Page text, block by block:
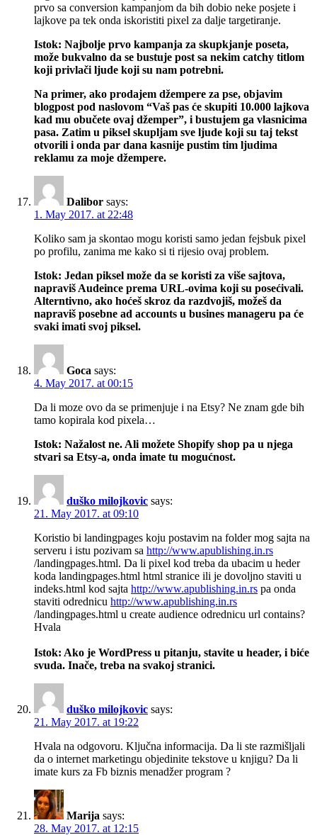
prvo sa conversion kampanjom da bih dobio neke posjete i
lajkove pa tek onda iskoristiti pixel za dalje targetiranje.
Istok: Najbolje prvo kampanja za skupkjanje poseta,
može bukvalno da se bustuje post sa nekim catchy titlom
koji privlači ljude koji su nam potrebni.
Na primer, ako prodajem džempere za pse, objavim
blogpost pod naslovom “Vaš pas će skupiti 10.000 lajkova
kad mu obučete ovaj džemper”, i bustujem ga vlasnicima
pasa. Zatim u piksel skupljam sve ljude koji su taj tekst
otvorili i onda par dana kasnije pustim tim ljudima
reklamu za moje džempere.
Dalibor says:
1. May 2017. at 22:48
Koliko sam ja skontao mogu koristi samo jedan fejsbuk pixel
po profilu, zanima me kako si ti rijesio ovaj problem.
Istok: Jedan piksel može da se koristi za više sajtova,
napraviš Audeince prema URL-ovima koji su posećivali.
Alterntivno, ako hoćeš skroz da razdvojiš, možeš da
napraviš posebne ad accounts u busines manageru pa će
svaki imati svoj piksel.
Goca says:
4. May 2017. at 00:15
Da li moze ovo da se primenjuje i na Etsy? Ne znam gde bih
tamo kopirala kod pixela…
Istok: Nažalost ne. Ali možete Shopify shop pa u njega
stvari sa Etsy-a, onda imate tu mogućnost.
duško milojkovic says:
21. May 2017. at 09:10
Koristio bi landingpages koju postavim na folder mog sajta na
serveru i istu pozivam sa http://www.apublishing.in.rs
/landingpages.html. Da li pixel kod treba da ubacim u heder
koda landingpages.html html stranice ili je dovoljno staviti u
indeks.html kod sajta http://www.apublishing.in.rs pa onda
staviti odrednicu http://www.apublishing.in.rs
/landingpages.html u create audience odrednicu url contains?
Hvala
Istok: Ako je WordPress u pitanju, stavite u header, i biće
svuda. Inače, treba na svakoj stranici.
duško milojkovic says:
21. May 2017. at 19:22
Hvala na odgovoru. Ključna informacija. Da li ste razmišljali
da o internet marketingu objedinite tekstove u knjigu? Da li
imate kurs za Fb biznis menadžer program ?
Marija says:
28. May 2017. at 12:15